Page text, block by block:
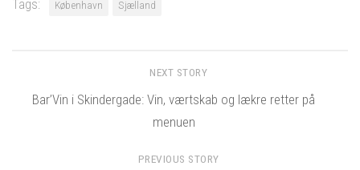
Tags: København Sjælland
NEXT STORY
Bar’Vin i Skindergade: Vin, værtskab og lækre retter på
menuen
PREVIOUS STORY